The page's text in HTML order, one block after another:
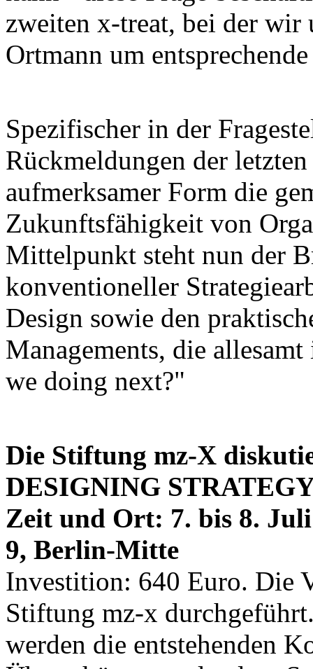
zweiten x-treat, bei der wir
Ortmann um
Spezifischer in der
Rückmeldungen der
aufmerksamer Form die
Zukunftsfähigkeit von
Mittelpunkt steht nun der
konventioneller
Design sowie den
Managements, die
we doing next?"
Die Stiftung mz-X
DESIGNING
Zeit und Ort: 7. bis 8.
9, Berlin-Mitte
Investition: 640 Euro. Die
Stiftung mz-x
werden die entstehenden